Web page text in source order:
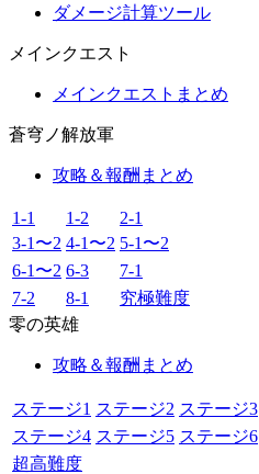
ダメージ計算ツール
メインクエスト
メインクエストまとめ
蒼穹ノ解放軍
攻略＆報酬まとめ
1-1 1-2
2-1
3-1〜2 4-1〜2 5-1〜2
6-1〜2 6-3
7-1
7-2
8-1
究極難度
零の英雄
攻略＆報酬まとめ
ステージ1 ステージ2 ステージ3
ステージ4 ステージ5 ステージ6
超高難度